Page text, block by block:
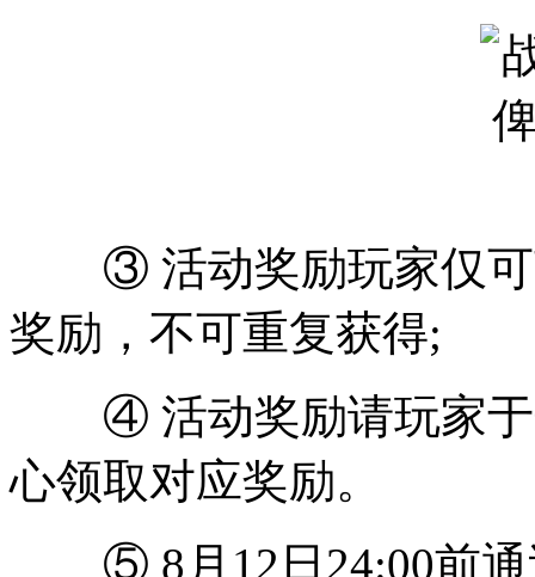
③ 活动奖励玩家仅可
奖励，不可重复获得;
④ 活动奖励请玩家于
心领取对应奖励。
⑤ 8月12日24:00前通